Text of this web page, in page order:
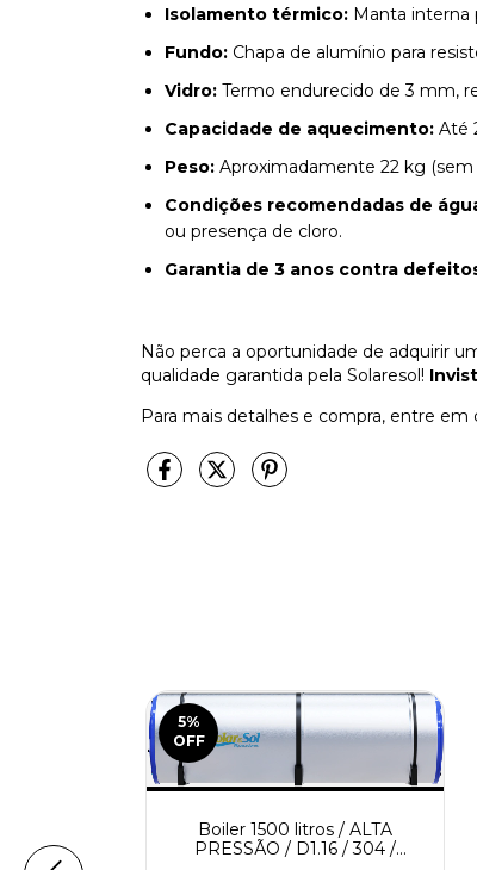
Isolamento térmico: Manta interna
Fundo: Chapa de alumínio para
Vidro: Termo endurecido de 3 mm,
Capacidade de aquecimento: Até
Peso: Aproximadamente 22 kg (sem
Condições recomendadas de
ou presença de cloro.
Garantia de 3 anos contra
Não perca a oportunidade de adquirir
qualidade garantida pela Solaresol!
Para mais detalhes e compra, entre em
5%
OFF
Boiler 1500 litros / ALTA
PRESSÃO / D1.16 / 304 /